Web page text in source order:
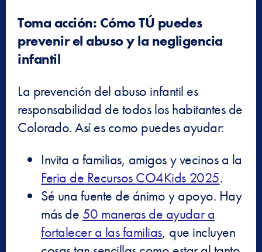
Toma acción: Cómo TÚ puedes
prevenir el abuso y la negligencia
infantil
La prevención del abuso infantil es
responsabilidad de todos los habitantes de
Colorado. Así es como puedes ayudar:
Invita a familias, amigos y vecinos a la
Feria de Recursos CO4Kids 2025.
Sé una fuente de ánimo y apoyo. Hay
más de 50 maneras de ayudar a
fortalecer a las familias, que incluyen